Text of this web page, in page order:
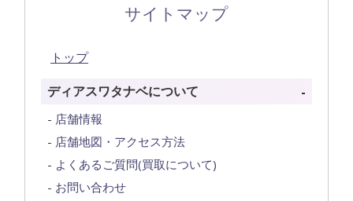
サイトマップ
トップ
ディアスワタナベについて
店舗情報
店舗地図・アクセス方法
よくあるご質問(買取について)
お問い合わせ